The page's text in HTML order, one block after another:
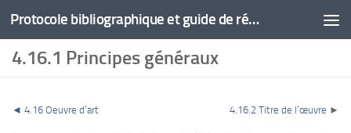
Protocole bibliographique et guide de rédaction
4.16.1 Principes généraux
◄ 4.16 Oeuvre d’art 4.16.2 Titre de l’œuvre ►